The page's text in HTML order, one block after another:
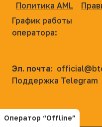
Политика AML
График работы
оператора:
Эл. почта:
Поддержка Telegram
Оператор “Offline”